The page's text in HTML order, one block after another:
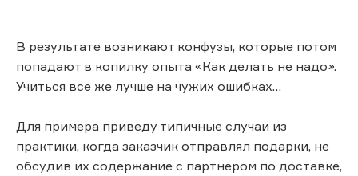
В результате возникают конфузы, которые потом
попадают в копилку опыта «Как делать не надо».
Учиться все же лучше на чужих ошибках…
Для примера приведу типичные случаи из
практики, когда заказчик отправлял подарки, не
обсудив их содержание с партнером по доставке,